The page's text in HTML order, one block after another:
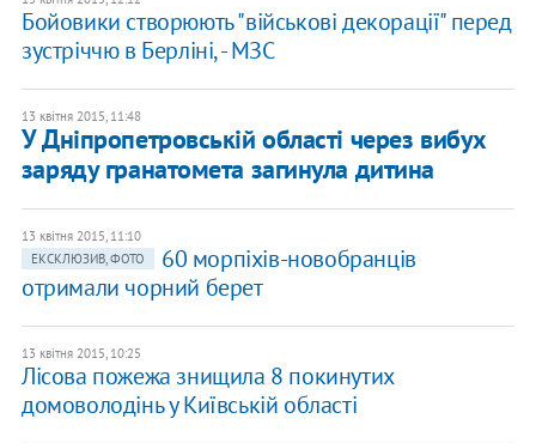
Бойовики створюють "військові декорації" перед
зустріччю в Берліні, - МЗС
13 квітня 2015, 11:48
У Дніпропетровській області через вибух
заряду гранатомета загинула дитина
13 квітня 2015, 11:10
ЕКСКЛЮЗИВ, ФОТО
60 морпіхів-новобранців
отримали чорний берет
13 квітня 2015, 10:25
Лісова пожежа знищила 8 покинутих
домоволодінь у Київській області